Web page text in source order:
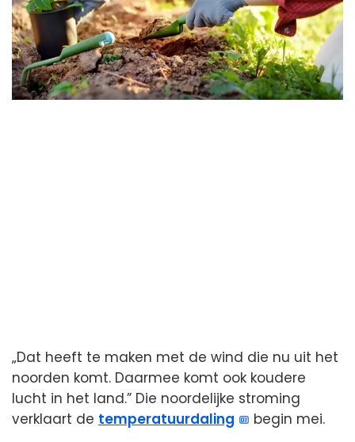
„Dat heeft te maken met de wind die nu uit het
noorden komt. Daarmee komt ook koudere
lucht in het land.” Die noordelijke stroming
verklaart de temperatuurdaling
begin mei.